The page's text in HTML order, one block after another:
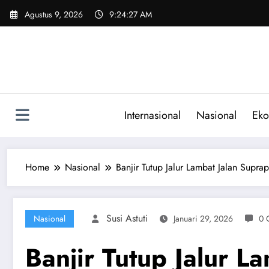
Skip
Agustus 9, 2026 9:24:28 AM
Internasional Nasional
Home Nasional Banjir Tutup Jalur Lambat Jalan
Nasional Susi Astuti Januari 29, 2026 0
Banjir Tutup Jalur